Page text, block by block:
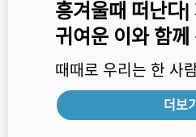
흥겨울때 떠난다
귀여운 이와 함께
때때로 우리는 한 사
더보기